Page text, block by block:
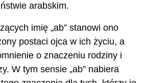
arabskim.
imię „ab” stanowi ono
postaci ojca w ich życiu, a
o znaczeniu rodziny i
W tym sensie „ab” nabiera